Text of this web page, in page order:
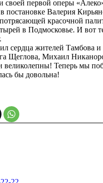
своей первой оперы
постановке Валерия
красочной
в Подмосковье. И вот
сердца жителей Тамбова и
Щеглова, Михаил
Теперь мы
бы довольна!